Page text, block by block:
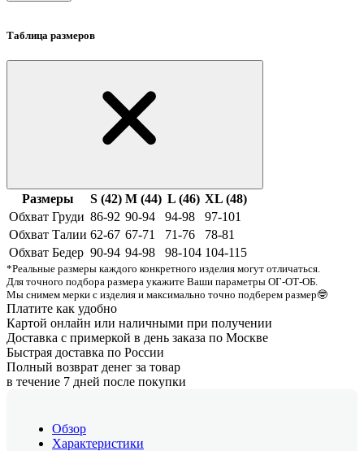
Таблица размеров
Размеры S (42) M (44) L (46) XL (48)
Обхват Груди 86-92 90-94 94-98
97-101
Обхват Талии 62-67 67-71 71-76
78-81
Обхват Бедер 90-94 94-98 98-104 104-115
*Реальные размеры каждого конкретного изделия могут отличаться.
Для точного подбора размера укажите Ваши параметры ОГ-ОТ-ОБ.
Мы снимем мерки с изделия и максимально точно подберем размер🤓
Платите как удобно
Картой онлайн или наличными при получении
Доставка с примеркой в день заказа по Москве
Быстрая доставка по России
Полный возврат денег за товар
в течение 7 дней после покупки
Обзор
Характеристики